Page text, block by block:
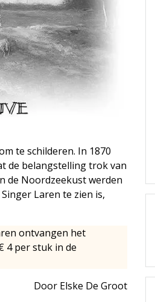
te schilderen. In 1870
de belangstelling trok van
de Noordzeekust werden
Laren te zien is,
ontvangen het
4 per stuk in de
Door Elske De Groot